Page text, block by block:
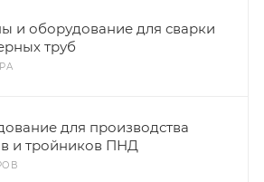
и оборудование для сварки
труб
для производства
и тройников ПНД